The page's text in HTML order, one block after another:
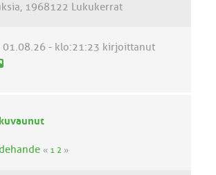
1968122 Lukukerrat
01.08.26 - klo:21:23 kirjoittanut
U
v
« 1 2 »